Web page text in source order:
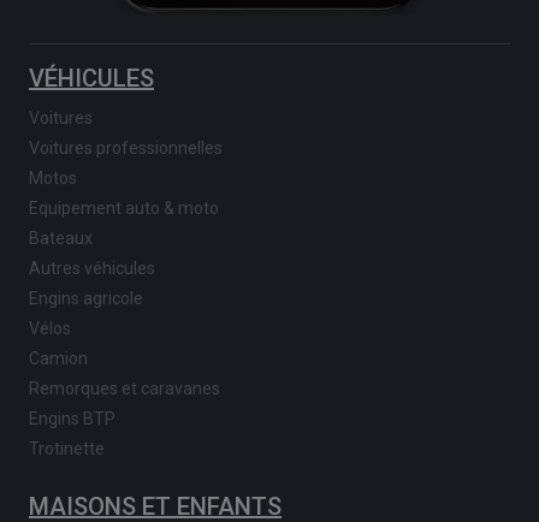
VÉHICULES
Voitures
Voitures professionnelles
Motos
Equipement auto & moto
Bateaux
Autres véhicules
Engins agricole
Vélos
Camion
Remorques et caravanes
Engins BTP
Trotinette
MAISONS ET ENFANTS